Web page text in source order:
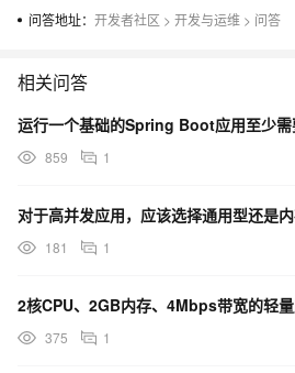
问答地址： 开发者社区 > 开发与运维 > 问答
相关问答
运行一个基础的Spring Boot应用至少需
859 1
对于高并发应用，应该选择通用型还是内
181 1
2核CPU、2GB内存、4Mbps带宽的轻量
375 1